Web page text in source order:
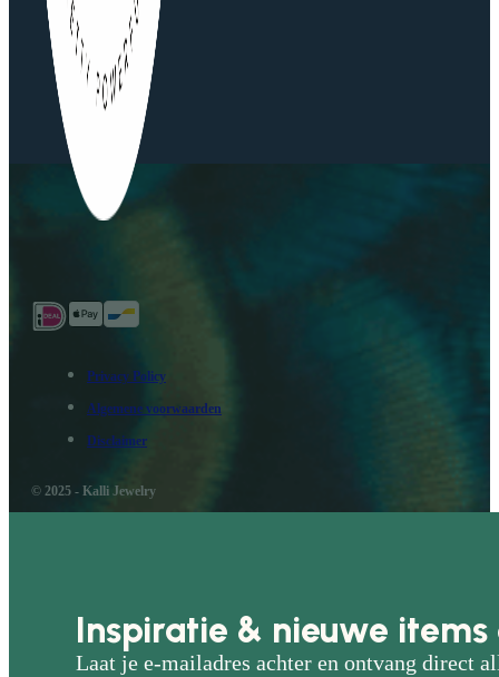
Privacy Policy
Algemene voorwaarden
Disclaimer
© 2025 - Kalli Jewelry
Inspiratie & nieuwe
Laat je e-mailadres achter en ontvang direct